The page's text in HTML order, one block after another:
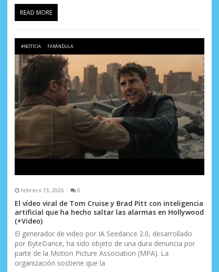
READ MORE
#NOTICIA FARÁNDULA
febrero 13, 2026 0
El vídeo viral de Tom Cruise y Brad Pitt con inteligencia
artificial que ha hecho saltar las alarmas en Hollywood
(+Video)
El generador de video por IA Seedance 2.0, desarrollado
por ByteDance, ha sido objeto de una dura denuncia por
parte de la Motion Picture Association (MPA). La
organización sostiene que la